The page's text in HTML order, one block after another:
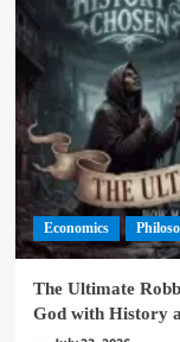
Economics
The Ultimate
God with History